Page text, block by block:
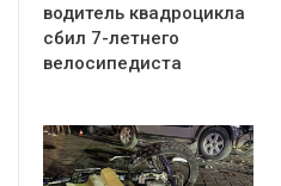
водитель квадроцикла
сбил 7-летнего
велосипедиста